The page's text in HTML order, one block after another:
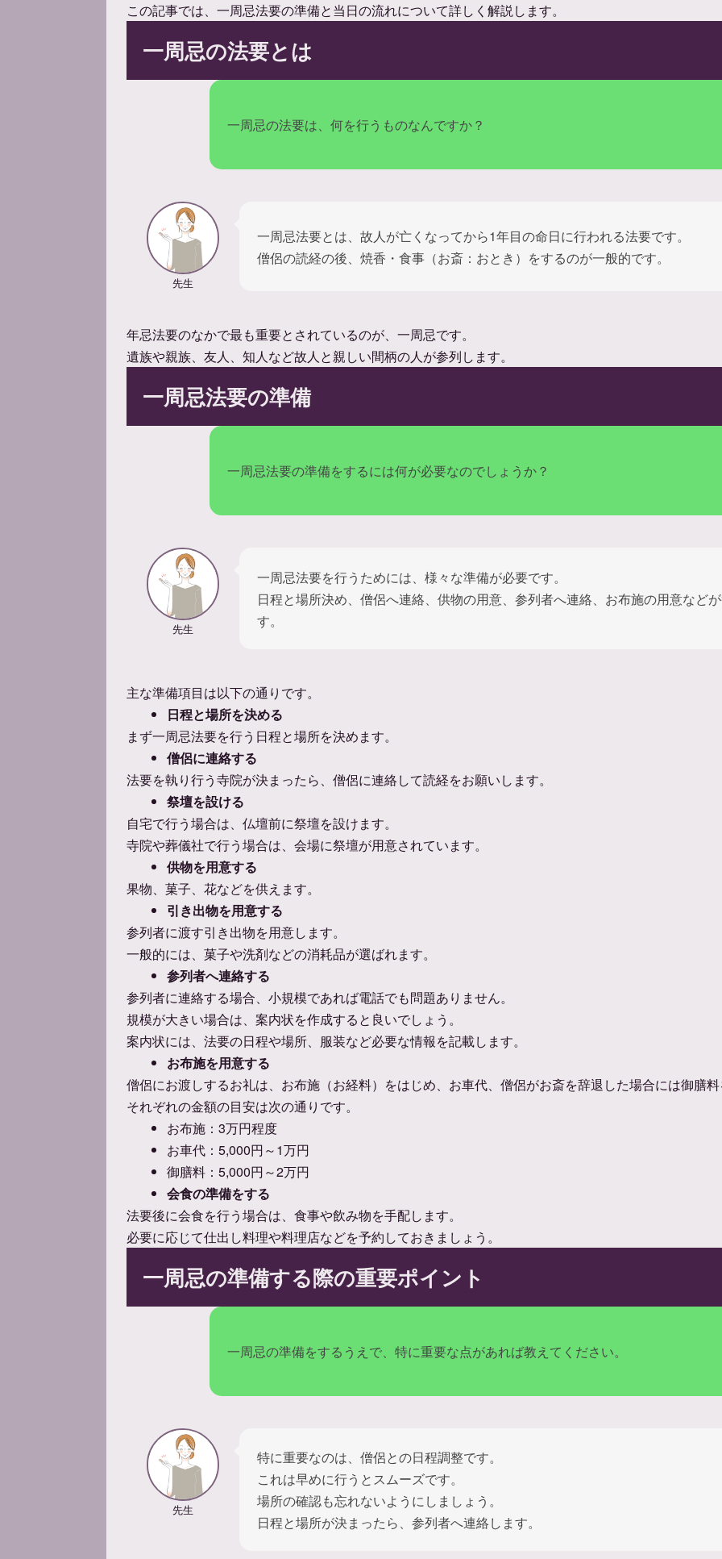
この記事では、一周忌法要の準備と当日の流れについて詳しく解説します。
一周忌の法要とは
一周忌の法要は、何を行うものなんですか？
先生
一周忌法要とは、故人が亡くなってから1年目の命日に行われる法要です。
僧侶の読経の後、焼香・食事（お斎：おとき）をするのが一般的です。
年忌法要のなかで最も重要とされているのが、一周忌です。
遺族や親族、友人、知人など故人と親しい間柄の人が参列します。
一周忌法要の準備
一周忌法要の準備をするには何が必要なのでしょうか？
先生
一周忌法要を行うためには、様々な準備が必要です。
日程と場所決め、僧侶へ連絡、供物の用意、参列者へ連絡、お布施の用意など
す。
主な準備項目は以下の通りです。
日程と場所を決める
まず一周忌法要を行う日程と場所を決めます。
僧侶に連絡する
法要を執り行う寺院が決まったら、僧侶に連絡して読経をお願いします。
祭壇を設ける
自宅で行う場合は、仏壇前に祭壇を設けます。
寺院や葬儀社で行う場合は、会場に祭壇が用意されています。
供物を用意する
果物、菓子、花などを供えます。
引き出物を用意する
参列者に渡す引き出物を用意します。
一般的には、菓子や洗剤などの消耗品が選ばれます。
参列者へ連絡する
参列者に連絡する場合、小規模であれば電話でも問題ありません。
規模が大きい場合は、案内状を作成すると良いでしょう。
案内状には、法要の日程や場所、服装など必要な情報を記載します。
お布施を用意する
僧侶にお渡しするお礼は、お布施（お経料）をはじめ、お車代、僧侶がお斎を辞退した場合には御膳
それぞれの金額の目安は次の通りです。
お布施：3万円程度
お車代：5,000円～1万円
御膳料：5,000円～2万円
会食の準備をする
法要後に会食を行う場合は、食事や飲み物を手配します。
必要に応じて仕出し料理や料理店などを予約しておきましょう。
一周忌の準備する際の重要ポイント
一周忌の準備をするうえで、特に重要な点があれば教えてください。
先生
特に重要なのは、僧侶との日程調整です。
これは早めに行うとスムーズです。
場所の確認も忘れないようにしましょう。
日程と場所が決まったら、参列者へ連絡します。